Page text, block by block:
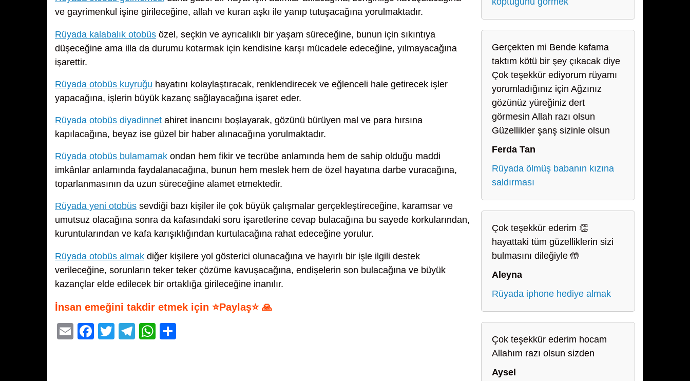
ve gayrimenkul işine girileceğine, allah ve kuran aşkı ile yanıp tutuşacağına yorulmaktadır.
Rüyada kalabalık otobüs özel, seçkin ve ayrıcalıklı bir yaşam süreceğine, bunun için sıkıntıya
düşeceğine ama illa da durumu kotarmak için kendisine karşı mücadele edeceğine, yılmayacağına
işarettir.
Rüyada otobüs kuyruğu hayatını kolaylaştıracak, renklendirecek ve eğlenceli hale getirecek işler
yapacağına, işlerin büyük kazanç sağlayacağına işaret eder.
Rüyada otobüs diyadinnet ahiret inancını boşlayarak, gözünü bürüyen mal ve para hırsına
kapılacağına, beyaz ise güzel bir haber alınacağına yorulmaktadır.
Rüyada otobüs bulamamak ondan hem fikir ve tecrübe anlamında hem de sahip olduğu maddi
imkânlar anlamında faydalanacağına, bunun hem meslek hem de özel hayatına darbe vuracağına,
toparlanmasının da uzun süreceğine alamet etmektedir.
Rüyada yeni otobüs sevdiği bazı kişiler ile çok büyük çalışmalar gerçekleştireceğine, karamsar ve
umutsuz olacağına sonra da kafasındaki soru işaretlerine cevap bulacağına bu sayede korkularından,
kuruntularından ve kafa karışıklığından kurtulacağına rahat edeceğine yorulur.
Rüyada otobüs almak diğer kişilere yol gösterici olunacağına ve hayırlı bir işle ilgili destek
verileceğine, sorunların teker teker çözüme kavuşacağına, endişelerin son bulacağına ve büyük
kazançlar elde edilecek bir ortaklığa girileceğine inanılır.
İnsan emeğini takdir etmek için ⭐Paylaş⭐ 🙏
E
F
T
T
W
Gerçekten mi Bende kafama
taktım kötü bir şey çıkacak diye
Çok teşekkür ediyorum rüyamı
yorumladığınız için Ağzınız
gözünüz yüreğiniz dert
görmesin Allah razı olsun
Güzellikler şanş sizinle olsun
Ferda Tan
Rüyada ölmüş babanın kızına
saldırması
Çok teşekkür ederim 👏
hayattaki tüm güzelliklerin sizi
bulmasını dileğiyle 🤲
Aleyna
Rüyada iphone hediye almak
Çok teşekkür ederim hocam
Allahım razı olsun sizden
Aysel